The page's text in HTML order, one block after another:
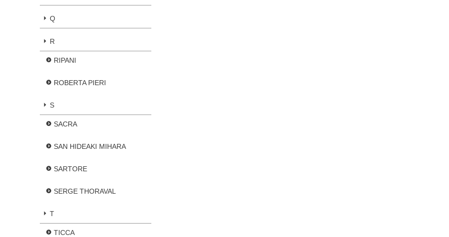
Q
R
RIPANI
ROBERTA PIERI
S
SACRA
SAN HIDEAKI MIHARA
SARTORE
SERGE THORAVAL
T
TICCA